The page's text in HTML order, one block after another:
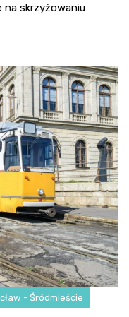
na skrzyżowaniu
- Śródmieście